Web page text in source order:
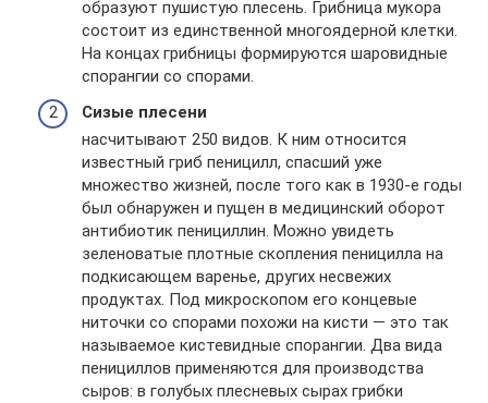
образуют пушистую плесень. Грибница мукора
состоит из единственной многоядерной клетки.
На концах грибницы формируются шаровидные
спорангии со спорами.
Сизые плесени
насчитывают 250 видов. К ним относится
известный гриб пеницилл, спасший уже
множество жизней, после того как в 1930-е годы
был обнаружен и пущен в медицинский оборот
антибиотик пенициллин. Можно увидеть
зеленоватые плотные скопления пеницилла на
подкисающем варенье, других несвежих
продуктах. Под микроскопом его концевые
ниточки со спорами похожи на кисти — это так
называемое кистевидные спорангии. Два вида
пенициллов применяются для производства
сыров: в голубых плесневых сырах грибки